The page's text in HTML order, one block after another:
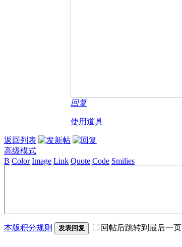
回复
使用道具
返回列表
高级模式
B Color Image Link Quote Code Smilies
本版积分规则 发表回复 回帖后跳转到最后一页